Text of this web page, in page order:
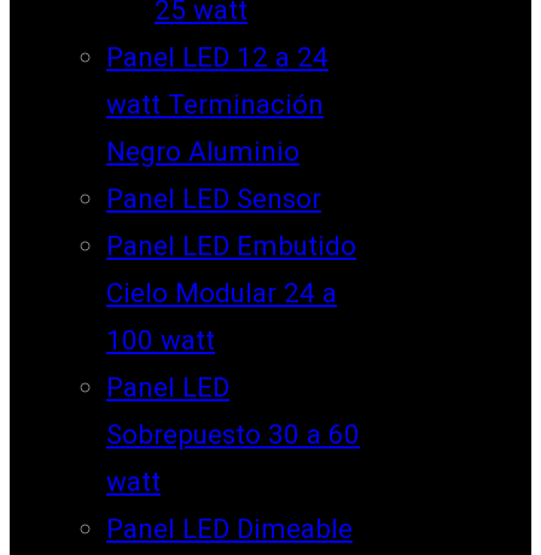
25 watt
Panel LED 12 a 24
watt Terminación
Negro Aluminio
Panel LED Sensor
Panel LED Embutido
Cielo Modular 24 a
100 watt
Panel LED
Sobrepuesto 30 a 60
watt
Panel LED Dimeable